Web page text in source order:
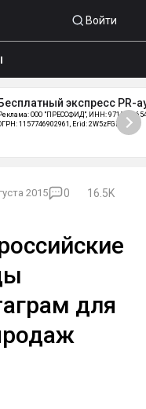
Войти
Бесплатный экспресс PR-
ООО "ПРЕССФИД", ИНН:
1157746902961, Erid: 2W5zFGDycPz
2015 0
16.5K
для